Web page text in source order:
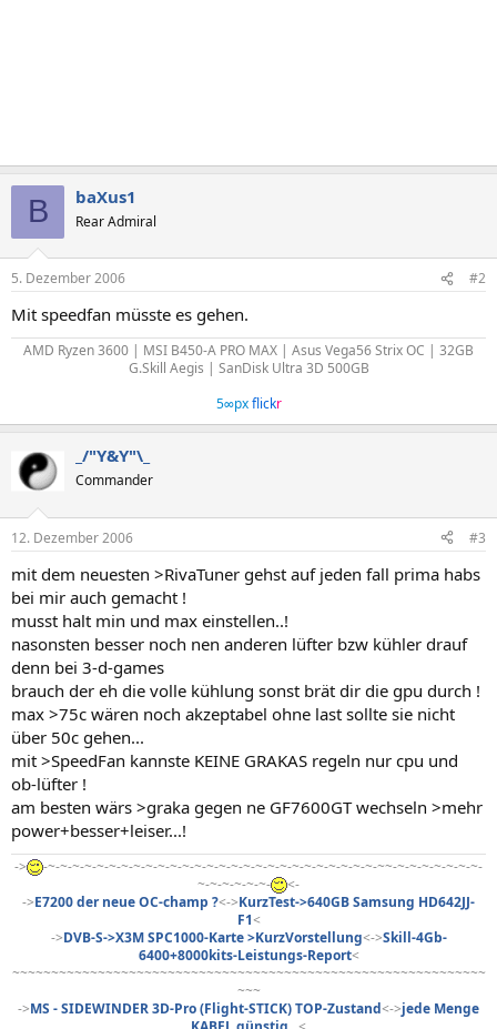
B baXus1
Rear Admiral
5. Dezember 2006 #2
Mit speedfan müsste es gehen.
AMD Ryzen 3600 | MSI B450-A PRO MAX | Asus Vega56 Strix OC | 32GB
G.Skill Aegis | SanDisk Ultra 3D 500GB
5∞px flickr
_/"Y&Y"\_
Commander
12. Dezember 2006 #3
mit dem neuesten >RivaTuner gehst auf jeden fall prima habs
bei mir auch gemacht !
musst halt min und max einstellen..!
nasonsten besser noch nen anderen lüfter bzw kühler drauf
denn bei 3-d-games
brauch der eh die volle kühlung sonst brät dir die gpu durch !
max >75c wären noch akzeptabel ohne last sollte sie nicht
über 50c gehen...
mit >SpeedFan kannste KEINE GRAKAS regeln nur cpu und
ob-lüfter !
am besten wärs >graka gegen ne GF7600GT wechseln >mehr
power+besser+leiser...!
->
-~-~-~-~-~-~-~-~-~-~-~-~-~-~-~-~-~-~-~-~-~-~-~-~-~-~-~-~~-~-~-~-~-~-~-~-
~-~-~-~-~-~-
<-
->E7200 der neue OC-champ ?<->KurzTest->640GB Samsung HD642JJ-
F1<
->DVB-S->X3M SPC1000-Karte >KurzVorstellung<->Skill-4Gb-
6400+8000kits-Leistungs-Report<
~~~~~~~~~~~~~~~~~~~~~~~~~~~~~~~~~~~~~~~~~~~~~~~~~~~~~~~~~~~~~
~~~
->MS - SIDEWINDER 3D-Pro (Flight-STICK) TOP-Zustand<->jede Menge